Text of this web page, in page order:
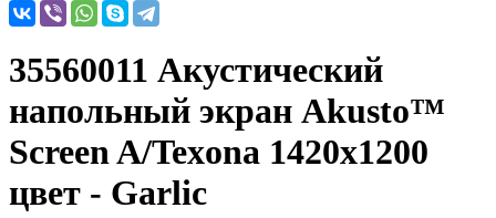
35560011 Акустический
напольный экран Akusto™
Screen A/Texona 1420x1200
цвет - Garlic